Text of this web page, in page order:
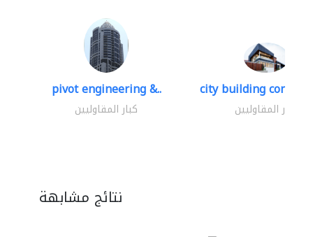
pivot engineering &..
كبار المقاوليين
city building
كبار المقاوليين
نتائج مشابهة